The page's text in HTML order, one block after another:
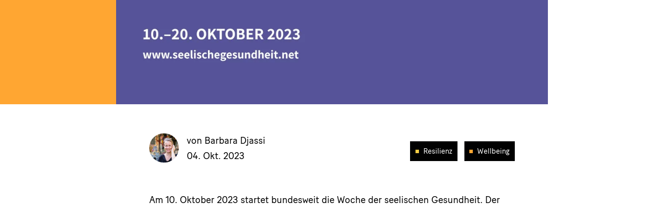
von Barbara Djassi
04. Okt. 2023
Resilienz Wellbeing
Am 10. Oktober 2023 startet bundesweit die Woche der seelischen Gesundheit. Der